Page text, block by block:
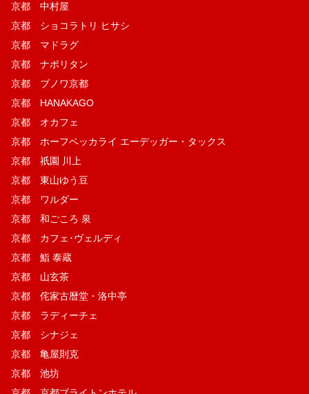
京都 中村屋
京都 ショコラトリ ヒサシ
京都 マドラグ
京都 ナポリタン
京都 ブノワ京都
京都 HANAKAGO
京都 オカフェ
京都 ホーフベッカライ エーデッガー・タックス
京都 祇園 川上
京都 東山ゆう豆
京都 ワルダー
京都 和ごころ 泉
京都 カフェ･ヴェルディ
京都 鮨 泰蔵
京都 山玄茶
京都 侘家古暦堂・洛中亭
京都 ラディーチェ
京都 シナジェ
京都 亀屋則克
京都 池坊